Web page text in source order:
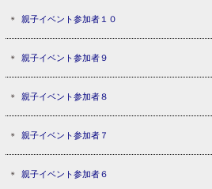
親子イベント参加者１０
親子イベント参加者９
親子イベント参加者８
親子イベント参加者７
親子イベント参加者６